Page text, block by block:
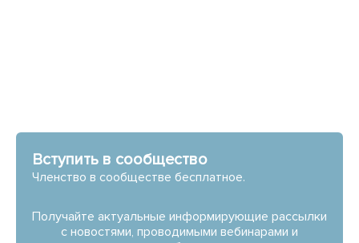
Вступить в сообщество
Членство в сообществе бесплатное.
Получайте актуальные информирующие рассылки
с новостями, проводимыми вебинарами и